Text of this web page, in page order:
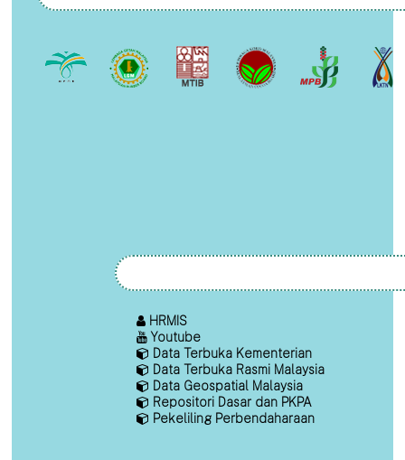
HRMIS
Youtube
Data Terbuka Kementerian
Data Terbuka Rasmi Malaysia
Data Geospatial Malaysia
Repositori Dasar dan PKPA
Pekeliling Perbendaharaan